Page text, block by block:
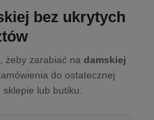
bez ukrytych
żeby zarabiać na damskiej
do ostatecznej
lub butiku.